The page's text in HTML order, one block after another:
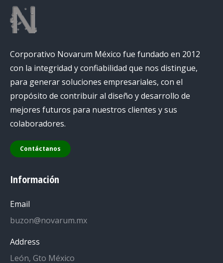
Corporativo Novarum México fue fundado en 2012
con la integridad y confiabilidad que nos distingue,
para generar soluciones empresariales, con el
propósito de contribuir al diseño y desarrollo de
mejores futuros para nuestros clientes y sus
colaboradores.
Contáctanos
Información
Email
buzon@novarum.mx
Address
León, Gto México